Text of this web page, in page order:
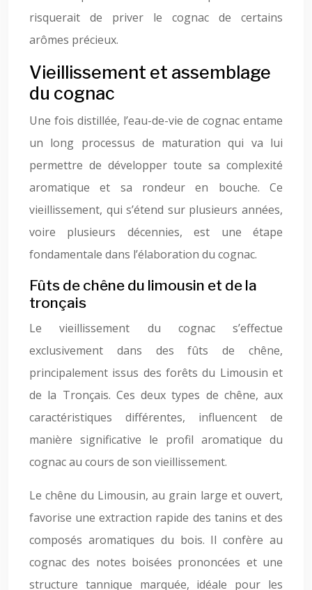
risquerait de priver le cognac de certains
arômes précieux.
Vieillissement et assemblage
du cognac
Une fois distillée, l’eau-de-vie de cognac entame
un long processus de maturation qui va lui
permettre de développer toute sa complexité
aromatique et sa rondeur en bouche. Ce
vieillissement, qui s’étend sur plusieurs années,
voire plusieurs décennies, est une étape
fondamentale dans l’élaboration du cognac.
Fûts de chêne du limousin et de la
tronçais
Le vieillissement du cognac s’effectue
exclusivement dans des fûts de chêne,
principalement issus des forêts du Limousin et
de la Tronçais. Ces deux types de chêne, aux
caractéristiques différentes, influencent de
manière significative le profil aromatique du
cognac au cours de son vieillissement.
Le chêne du Limousin, au grain large et ouvert,
favorise une extraction rapide des tanins et des
composés aromatiques du bois. Il confère au
cognac des notes boisées prononcées et une
structure tannique marquée, idéale pour les